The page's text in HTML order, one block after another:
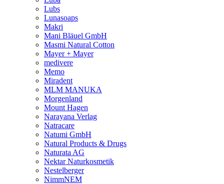
Lubs
Lunasoaps
Makri
Mani Bläuel GmbH
Masmi Natural Cotton
Mayer + Mayer
medivere
Memo
Miradent
MLM MANUKA
Morgenland
Mount Hagen
Narayana Verlag
Natracare
Natumi GmbH
Natural Products & Drugs
Naturata AG
Nektar Naturkosmetik
Nestelberger
NimmNEM